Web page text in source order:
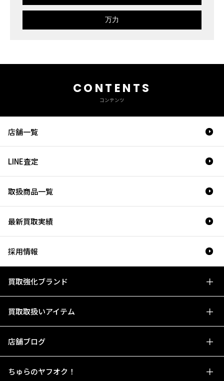
万力
CONTENTS
コンテンツ
店舗一覧
LINE査定
取扱商品一覧
最新買取実績
採用情報
買取強化ブランド
買取取扱いアイテム
店舗ブログ
ちゅらのヤフオク！